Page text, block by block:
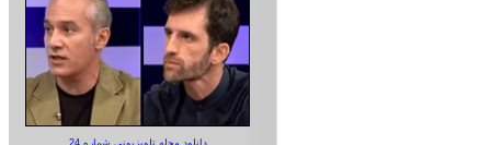
دانلود مجله تلویزیونی شماره 24